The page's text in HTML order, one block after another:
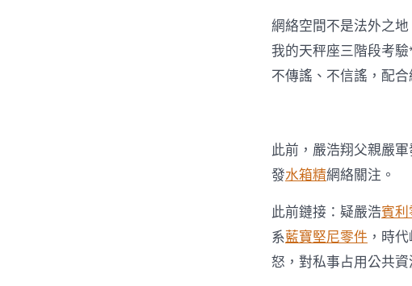
網絡空間不是法外之
我的天秤座三階段考
不傳謠、不信謠，配
此前，嚴浩翔父親嚴
發水箱精網絡關注。
此前鏈接：疑嚴浩賓利
系藍寶堅尼零件 ，時
怒，對私事占用公共